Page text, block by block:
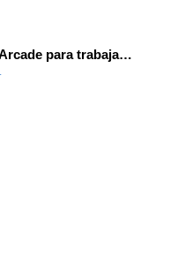
Instala MakeCode Arcade para trabajar offline en tu tablet, ordenador, Chromebook